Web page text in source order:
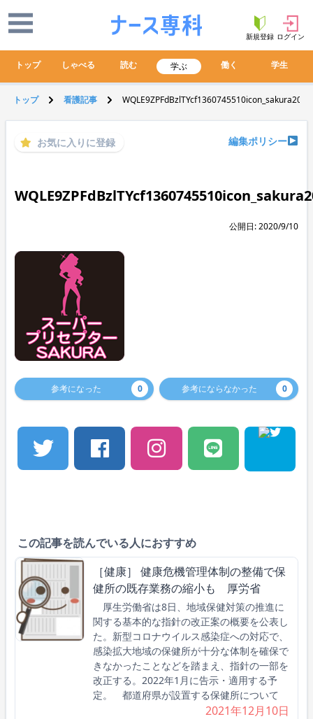
新規登録 ログイン
トップ しゃべる 読む 学ぶ 働く 学生
トップ 看護記事
お気に入りに登録 編集ポリシー
公開日: 2020/9/10
参考になった 0 参考にならなかった 0
この記事を読んでいる人におすすめ
［健康］ 健康危機管理体制の整備で保
健所の既存業務の縮小も 厚労省
厚生労働省は8日、地域保健対策の推進に
関する基本的な指針の改正案の概要を公表し
た。新型コロナウイルス感染症への対応で、
感染拡大地域の保健所が十分な体制を確保で
きなかったことなどを踏まえ、指針の一部を
改正する。2022年1月に告示・適用する予
定。 都道府県が設置する保健所について
2021年12月10日